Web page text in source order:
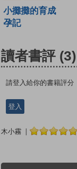
小攤攤的育成
孕記
讀者書評 (3)
請登入給你的書籍評分
登入
木小霧 |